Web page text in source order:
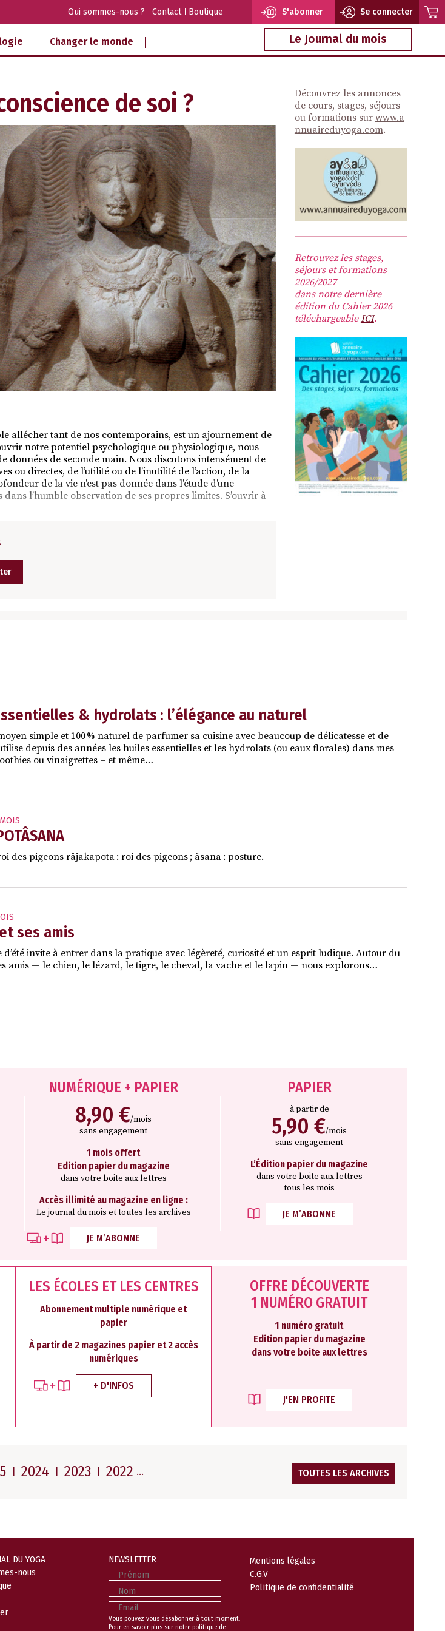
Qui sommes-nous ? Contact Boutique S'abonner Se connecter
Changer le monde Le Journal du mois
de soi ?
allécher tant de nos contemporains, est un ajournement de
notre potentiel psychologique ou physiologique, nous
données de seconde main. Nous discutons intensément de
ou directes, de l’utilité ou de l’inutilité de l’action, de la
de la vie n’est pas donnée dans l’étude d’une
l’humble observation de ses propres limites. S’ouvrir à
Découvrez les annonces
de cours, stages, séjours
ou formations sur www.a
nnuaireduyoga.com.
Retrouvez les stages,
séjours et formations
2026/2027
dans notre dernière
édition du Cahier 2026
téléchargeableICI.
& hydrolats : l’élégance au naturel
simple et 100 % naturel de parfumer sa cuisine avec beaucoup de délicatesse et de
depuis des années les huiles essentielles et les hydrolats (ou eaux florales) dans mes
ou vinaigrettes – et même…
des pigeons râjakapota : roi des pigeons ; âsana : posture.
ses amis
d’été invite à entrer dans la pratique avec légèreté, curiosité et un esprit ludique. Autour du
amis — le chien, le lézard, le tigre, le cheval, la vache et le lapin — nous explorons…
NUMÉRIQUE + PAPIER
8,90 €/mois
sans engagement
1 mois offert
Edition papier du magazine
dans votre boite aux lettres
Accès illimité au magazine en ligne :
Le journal du mois et toutes les archives
JE M’ABONNE
PAPIER
à partir de
5,90 €/mois
sans engagement
L’Édition papier du magazine
dans votre boite aux lettres
tous les mois
JE M’ABONNE
LES ÉCOLES ET LES CENTRES
Abonnement multiple numérique et
papier
À partir de 2 magazines papier et 2 accès
numériques
+ D'INFOS
OFFRE DÉCOUVERTE
1 NUMÉRO GRATUIT
1 numéro gratuit
Edition papier du magazine
dans votre boite aux lettres
J'EN PROFITE
2024 2023 2022 TOUTES LES ARCHIVES
DU YOGA
nous
NEWSLETTER
Prénom
Nom
Email
Vous pouvez vous désabonner à tout moment.
Pour en savoir plus sur notre politique de
Mentions légales
C.G.V
Politique de confidentialité